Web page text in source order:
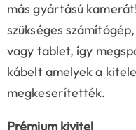
más gyártású
szükséges
vagy tablet, így
kábelt amelyek a
megkeserítették.
Prémium kivitel